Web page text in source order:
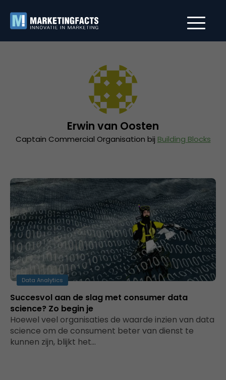
Erwin van Oosten
Captain Commercial Organisation bij Building Blocks
Data Analytics
Succesvol aan de slag met consumer data
science? Zo begin je
Hoewel veel organisaties de waarde inzien van data
science om de consument beter van dienst te
kunnen zijn, blijkt het…